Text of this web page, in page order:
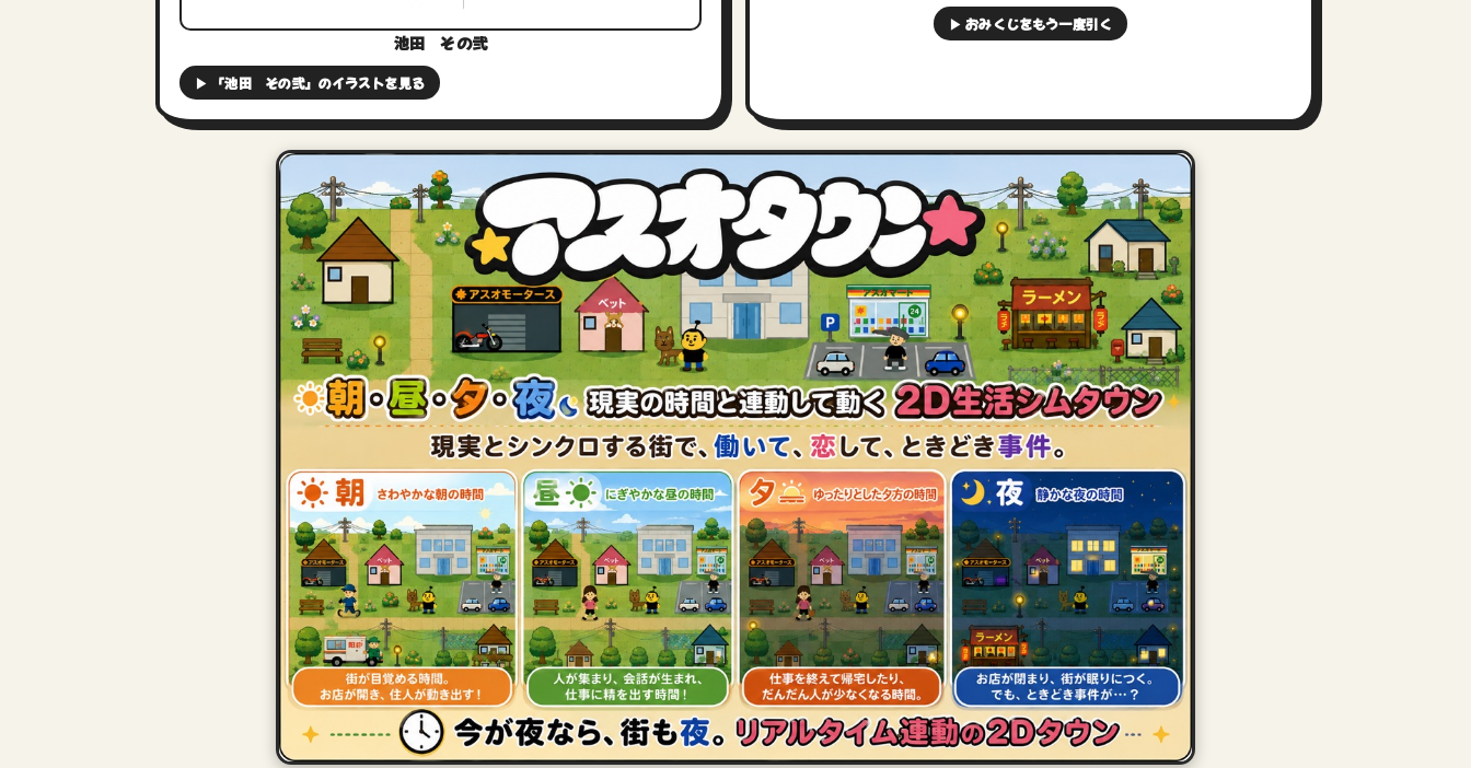
池田 その弐
▶ 「池田 その弐」のイラストを見る
▶ おみくじをもう一度引く